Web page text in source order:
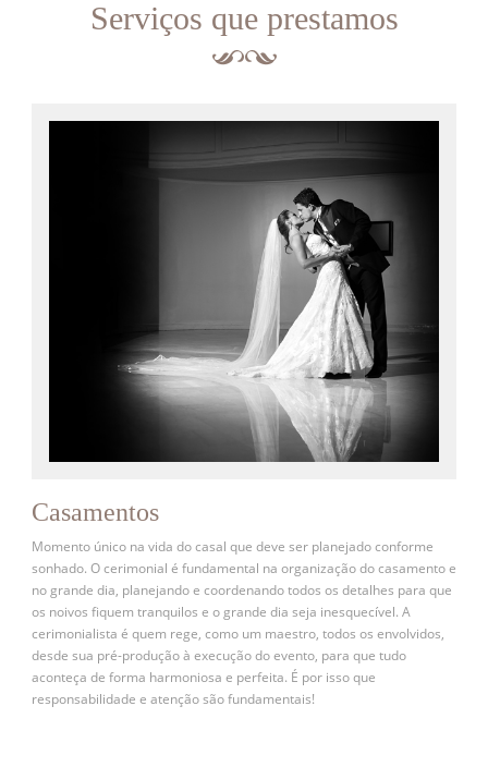
Serviços que prestamos
Casamentos
Momento único na vida do casal que deve ser planejado conforme
sonhado. O cerimonial é fundamental na organização do casamento e
no grande dia, planejando e coordenando todos os detalhes para que
os noivos fiquem tranquilos e o grande dia seja inesquecível. A
cerimonialista é quem rege, como um maestro, todos os envolvidos,
desde sua pré-produção à execução do evento, para que tudo
aconteça de forma harmoniosa e perfeita. É por isso que
responsabilidade e atenção são fundamentais!